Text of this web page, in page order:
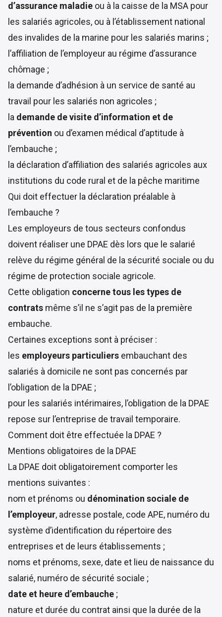
d’assurance maladie ou à la caisse de la MSA pour
les salariés agricoles, ou à l’établissement national
des invalides de la marine pour les salariés marins ;
l’affiliation de l’employeur au régime d’assurance
chômage ;
la demande d’adhésion à un service de santé au
travail pour les salariés non agricoles ;
la demande de visite d’information et de
prévention ou d’examen médical d’aptitude à
l’embauche ;
la déclaration d’affiliation des salariés agricoles aux
institutions du code rural et de la pêche maritime
Qui doit effectuer la déclaration préalable à
l’embauche ?
Les employeurs de tous secteurs confondus
doivent réaliser une DPAE dès lors que le salarié
relève du régime général de la sécurité sociale ou du
régime de protection sociale agricole.
Cette obligation concerne tous les types de
contrats même s’il ne s’agit pas de la première
embauche.
Certaines exceptions sont à préciser :
les employeurs particuliers embauchant des
salariés à domicile ne sont pas concernés par
l’obligation de la DPAE ;
pour les salariés intérimaires, l’obligation de la DPAE
repose sur l’entreprise de travail temporaire.
Comment doit être effectuée la DPAE ?
Mentions obligatoires de la DPAE
La DPAE doit obligatoirement comporter les
mentions suivantes :
nom et prénoms ou dénomination sociale de
l’employeur, adresse postale, code APE, numéro du
système d’identification du répertoire des
entreprises et de leurs établissements ;
noms et prénoms, sexe, date et lieu de naissance du
salarié, numéro de sécurité sociale ;
date et heure d’embauche ;
nature et durée du contrat ainsi que la durée de la